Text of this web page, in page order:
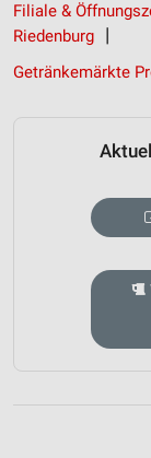
Filiale &
Riedenburg
Getränkemärkte